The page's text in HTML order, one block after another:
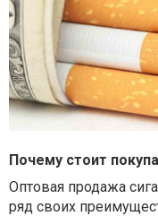
Почему стоит
Оптовая продажа
ряд своих